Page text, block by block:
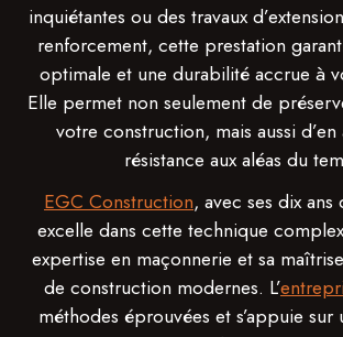
inquiétantes ou des travaux
renforcement, cette prestation
optimale et une durabilité accrue à
Elle permet non seulement de
votre construction, mais aussi
résistance aux aléas du
EGC Construction, avec ses dix ans
excelle dans cette technique
expertise en maçonnerie et sa
de construction modernes. L’
méthodes éprouvées et s’appuie sur